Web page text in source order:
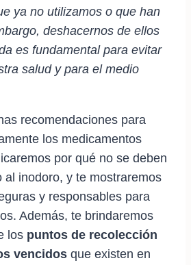
ya no utilizamos o que han
deshacernos de ellos
es fundamental para evitar
salud y para el medio
recomendaciones para
los medicamentos
por qué no se deben
al inodoro, y te mostraremos
y responsables para
Además, te brindaremos
los puntos de recolección
vencidos que existen en